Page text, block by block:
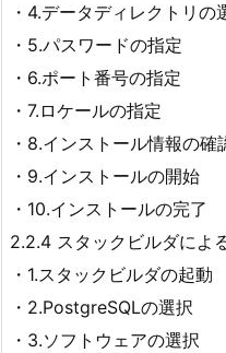
・4.データディレクトリの
・5.パスワードの指定
・6.ポート番号の指定
・7.ロケールの指定
・8.インストール情報の確
・9.インストールの開始
・10.インストールの完了
2.2.4 スタックビルダによ
・1.スタックビルダの起動
・2.PostgreSQLの選択
・3.ソフトウェアの選択